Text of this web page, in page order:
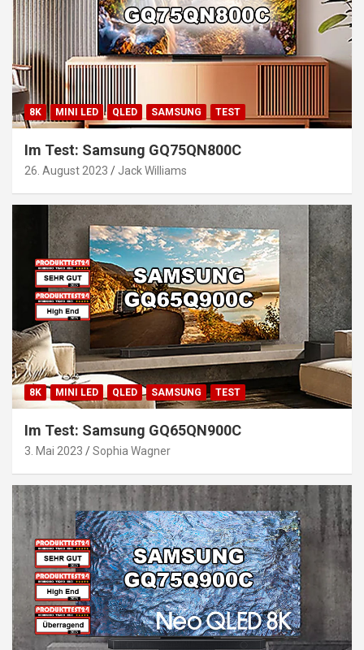
8K MINI LED QLED SAMSUNG TEST
Im Test: Samsung GQ75QN800C
26. August 2023 Jack Williams
8K MINI LED QLED SAMSUNG TEST
Im Test: Samsung GQ65QN900C
3. Mai 2023 Sophia Wagner